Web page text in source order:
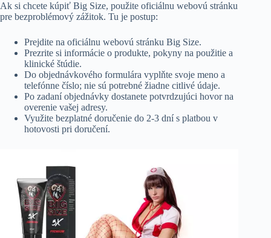
Ak si chcete kúpiť Big Size, použite oficiálnu webovú stránku
pre bezproblémový zážitok. Tu je postup:
Prejdite na oficiálnu webovú stránku Big Size.
Prezrite si informácie o produkte, pokyny na použitie a
klinické štúdie.
Do objednávkového formulára vyplňte svoje meno a
telefónne číslo; nie sú potrebné žiadne citlivé údaje.
Po zadaní objednávky dostanete potvrdzujúci hovor na
overenie vašej adresy.
Využite bezplatné doručenie do 2-3 dní s platbou v
hotovosti pri doručení.